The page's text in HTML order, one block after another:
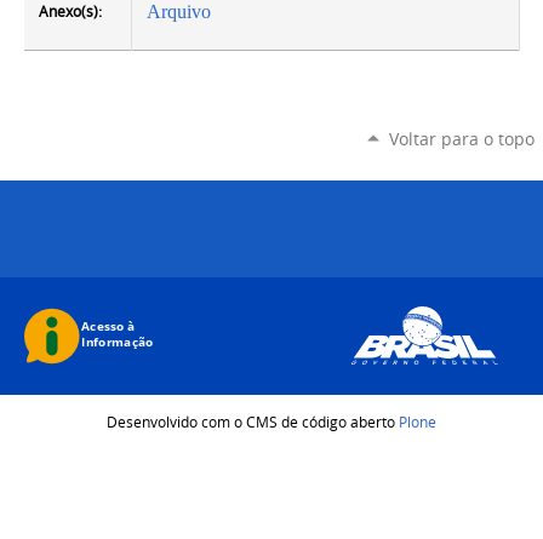
Anexo(s):
Arquivo
Voltar para o topo
Desenvolvido com o CMS de código aberto Plone